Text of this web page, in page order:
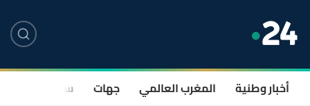
أخبار وطنية المغرب العالمي جهات سياسة